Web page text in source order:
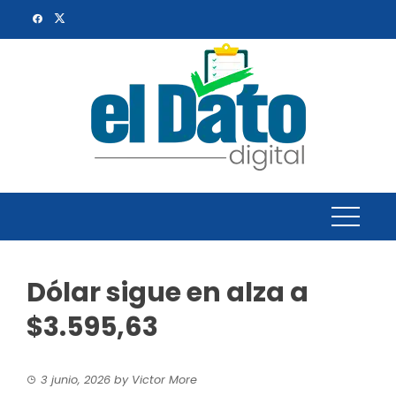
Dólar sigue en alza a
$3.595,63
3 junio, 2026 by Victor More